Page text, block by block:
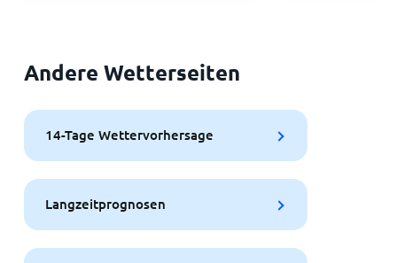
Andere Wetterseiten
14-Tage Wettervorhersage
Langzeitprognosen